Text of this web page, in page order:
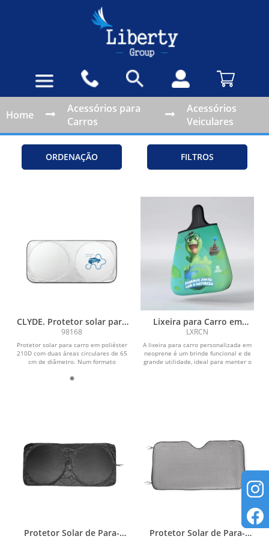
Home
Acessórios para
Carros
Acessórios
Veiculares
ORDENAÇÃO FILTROS
CLYDE. Protetor solar para
carro em poliéster 210D
com duas áreas circulares
de 65 cm
98168
Protetor solar para carro em poliéster
210D com duas áreas circulares de 65
cm de diâmetro. Num formato
Lixeira para Carro em
Neoprene Personalizada
LXRCN
A lixeira para carro personalizada em
neoprene é um brinde funcional e de
grande utilidade, ideal para manter o
Protetor Solar de Para-
Protetor Solar de Para-